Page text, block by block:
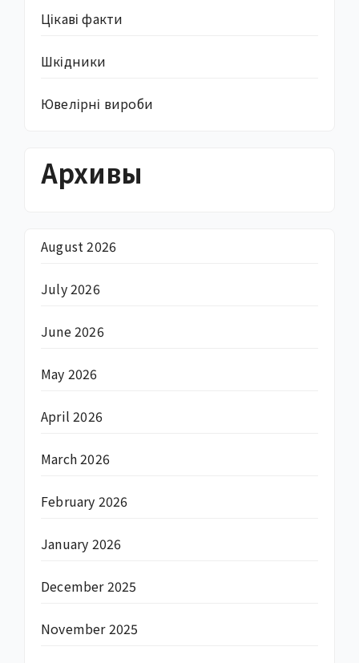
Цікаві факти
Шкідники
Ювелірні вироби
Архивы
August 2026
July 2026
June 2026
May 2026
April 2026
March 2026
February 2026
January 2026
December 2025
November 2025